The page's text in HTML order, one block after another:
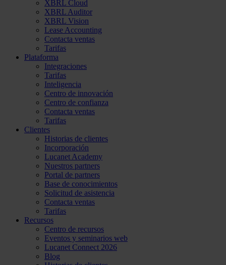
XBRL Cloud
XBRL Auditor
XBRL Vision
Lease Accounting
Contacta ventas
Tarifas
Plataforma
Integraciones
Tarifas
Inteligencia
Centro de innovación
Centro de confianza
Contacta ventas
Tarifas
Clientes
Historias de clientes
Incorporación
Lucanet Academy
Nuestros partners
Portal de partners
Base de conocimientos
Solicitud de asistencia
Contacta ventas
Tarifas
Recursos
Centro de recursos
Eventos y seminarios web
Lucanet Connect 2026
Blog